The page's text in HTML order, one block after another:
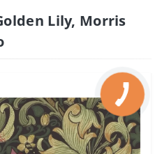
Lily, Morris